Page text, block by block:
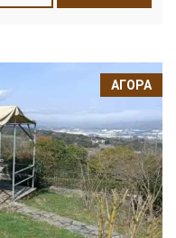
ΑΓΟΡΆ